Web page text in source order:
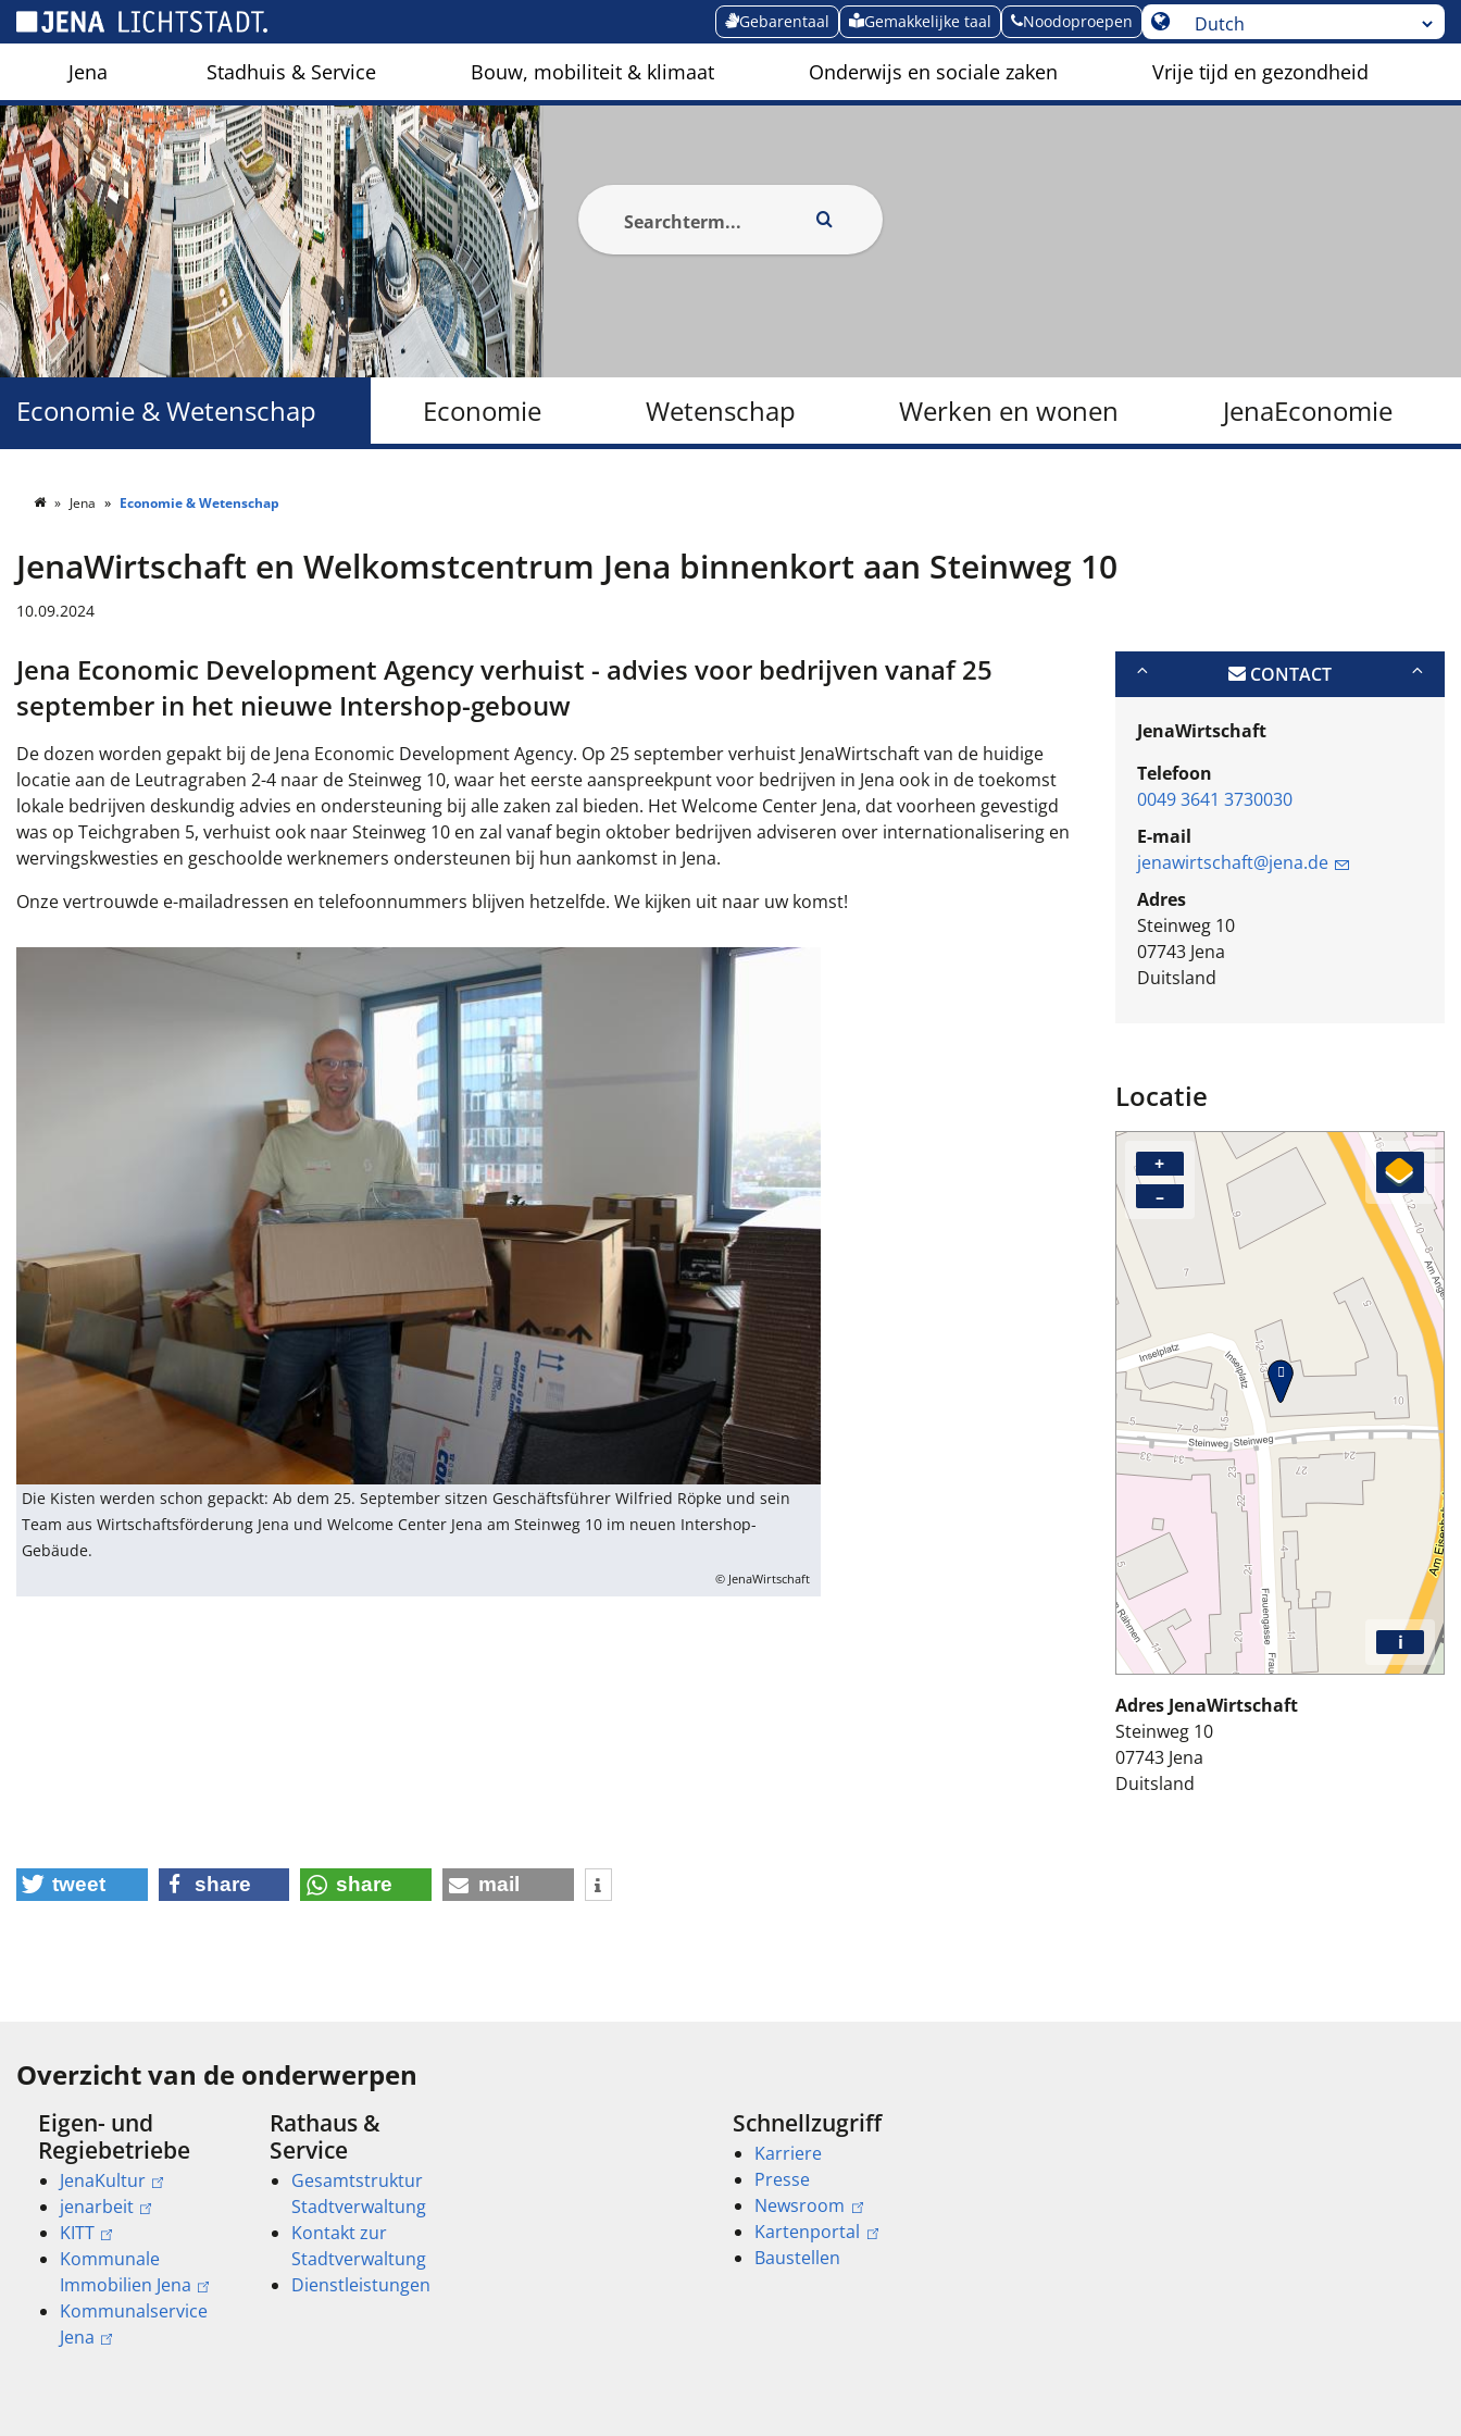
Gebarentaal Gemakkelijke taal Noodoproepen
Jena Stadhuis & Service Bouw, mobiliteit & klimaat Onderwijs en sociale zaken Vrije tijd en gezondheid
Economie Wetenschap Werken en wonen JenaEconomie
Economie & Wetenschap
Jena Economie & Wetenschap
JenaWirtschaft en Welkomstcentrum Jena binnenkort aan Steinweg 10
10.09.2024
Jena Economic Development Agency verhuist - advies voor bedrijven vanaf 25
september in het nieuwe Intershop-gebouw
De dozen worden gepakt bij de Jena Economic Development Agency. Op 25 september verhuist JenaWirtschaft van de huidige
locatie aan de Leutragraben 2-4 naar de Steinweg 10, waar het eerste aanspreekpunt voor bedrijven in Jena ook in de toekomst
lokale bedrijven deskundig advies en ondersteuning bij alle zaken zal bieden. Het Welcome Center Jena, dat voorheen gevestigd
was op Teichgraben 5, verhuist ook naar Steinweg 10 en zal vanaf begin oktober bedrijven adviseren over internationalisering en
wervingskwesties en geschoolde werknemers ondersteunen bij hun aankomst in Jena.
Onze vertrouwde e-mailadressen en telefoonnummers blijven hetzelfde. We kijken uit naar uw komst!
Die Kisten werden schon gepackt: Ab dem 25. September sitzen Geschäftsführer Wilfried Röpke und sein
Team aus Wirtschaftsförderung Jena und Welcome Center Jena am Steinweg 10 im neuen Intershop-
Gebäude.
© JenaWirtschaft
CONTACT
JenaWirtschaft
Telefoon
0049 3641 3730030
E-mail
jenawirtschaft@jena.de
Adres
Steinweg 10
07743 Jena
Duitsland
Locatie
+
–
i
Adres JenaWirtschaft
Steinweg 10
07743 Jena
Duitsland
tweet share share mail
Overzicht van de onderwerpen
Eigen- und
Regiebetriebe
JenaKultur
jenarbeit
KITT
Kommunale
Immobilien Jena
Kommunalservice
Jena
Rathaus &
Service
Gesamtstruktur
Stadtverwaltung
Kontakt zur
Stadtverwaltung
Dienstleistungen
Schnellzugriff
Karriere
Presse
Newsroom
Kartenportal
Baustellen
Cookies beheer paneel